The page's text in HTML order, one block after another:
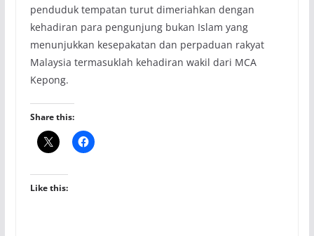
penduduk tempatan turut dimeriahkan dengan
kehadiran para pengunjung bukan Islam yang
menunjukkan kesepakatan dan perpaduan rakyat
Malaysia termasuklah kehadiran wakil dari MCA
Kepong.
Share this:
Like this: